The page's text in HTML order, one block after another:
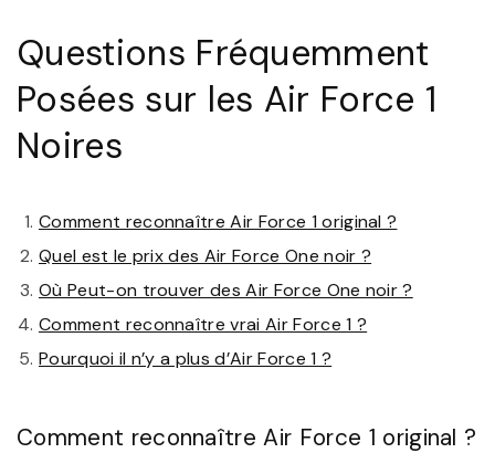
Questions Fréquemment
Posées sur les Air Force 1
Noires
Comment reconnaître Air Force 1 original ?
Quel est le prix des Air Force One noir ?
Où Peut-on trouver des Air Force One noir ?
Comment reconnaître vrai Air Force 1 ?
Pourquoi il n’y a plus d’Air Force 1 ?
Comment reconnaître Air Force 1 original ?